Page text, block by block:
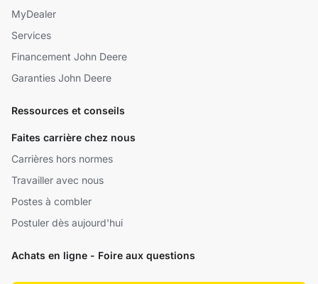
MyDealer
Services
Financement John Deere
Garanties John Deere
Ressources et conseils
Faites carrière chez nous
Carrières hors normes
Travailler avec nous
Postes à combler
Postuler dès aujourd'hui
Achats en ligne - Foire aux questions